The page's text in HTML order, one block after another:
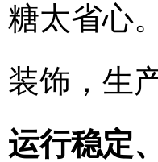
糖太省心
装饰，生
运行稳定